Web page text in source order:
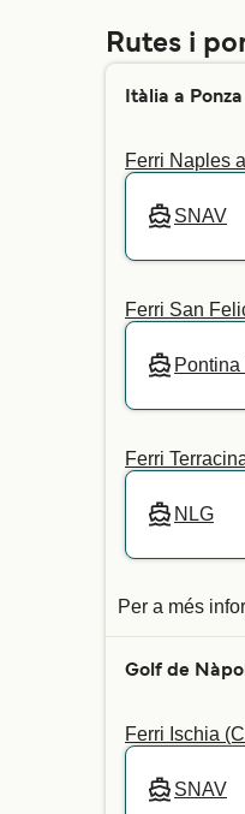
Rutes i
Itàlia a Ponza
Ferri Naples
SNAV
Ferri San
Ferri
NLG
Per a més
Golf de
Ferri Ischia
SNAV